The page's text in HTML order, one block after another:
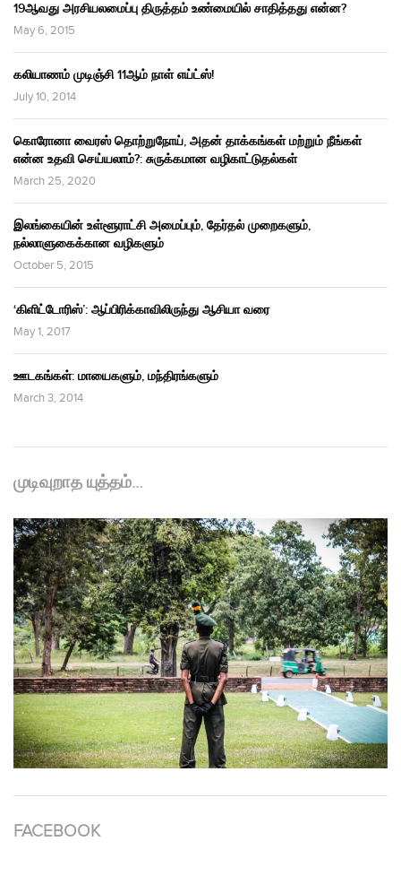
19ஆவது அரசியலமைப்பு திருத்தம் உண்மையில் சாதித்தது என்ன?
May 6, 2015
கலியாணம் முடிஞ்சி 11ஆம் நாள் எய்ட்ஸ்!
July 10, 2014
கொரோனா வைரஸ் தொற்றுநோய், அதன் தாக்கங்கள் மற்றும் நீங்கள்
என்ன உதவி செய்யலாம்?: சுருக்கமான வழிகாட்டுதல்கள்
March 25, 2020
இலங்கையின் உள்ளூராட்சி அமைப்பும், தேர்தல் முறைகளும்,
நல்லாளுகைக்கான வழிகளும்
October 5, 2015
‘கிளிட்டோரிஸ்’: ஆப்பிரிக்காவிலிருந்து ஆசியா வரை
May 1, 2017
ஊடகங்கள்: மாயைகளும், மந்திரங்களும்
March 3, 2014
முடிவுறாத யுத்தம்…
FACEBOOK